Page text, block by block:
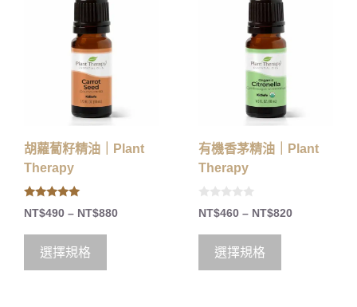
胡蘿蔔籽精油｜Plant
Therapy
5.00
out of 5
NT$490 – NT$880
選擇規格
有機香茅精油｜Plant
Therapy
0
o
t
5
NT$460 – NT$820
選擇規格